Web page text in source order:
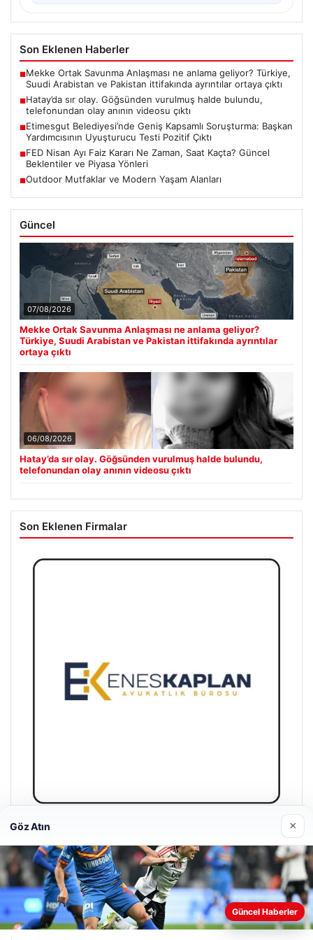
Son Eklenen Haberler
■Mekke Ortak Savunma Anlaşması ne anlama geliyor? Türkiye,
Suudi Arabistan ve Pakistan ittifakında ayrıntılar ortaya çıktı
■Hatay’da sır olay. Göğsünden vurulmuş halde bulundu,
telefonundan olay anının videosu çıktı
■Etimesgut Belediyesi’nde Geniş Kapsamlı Soruşturma: Başkan
Yardımcısının Uyuşturucu Testi Pozitif Çıktı
■FED Nisan Ayı Faiz Kararı Ne Zaman, Saat Kaçta? Güncel
Beklentiler ve Piyasa Yönleri
■Outdoor Mutfaklar ve Modern Yaşam Alanları
Güncel
07/08/2026
Mekke Ortak Savunma Anlaşması ne anlama geliyor?
Türkiye, Suudi Arabistan ve Pakistan ittifakında ayrıntılar
ortaya çıktı
06/08/2026
Hatay’da sır olay. Göğsünden vurulmuş halde bulundu,
telefonundan olay anının videosu çıktı
Son Eklenen Firmalar
Enes Kaplan Avukatlık Bürosu
28/04/2026
Web sitemizi nasıl kullandığınızı daha iyi anlayabilmek,
deneyiminizi kişiselleştirmek ve geliştirmek amacıyla çerezler
kullanıyoruz.
Göz Atın ×
Güncel Haberler